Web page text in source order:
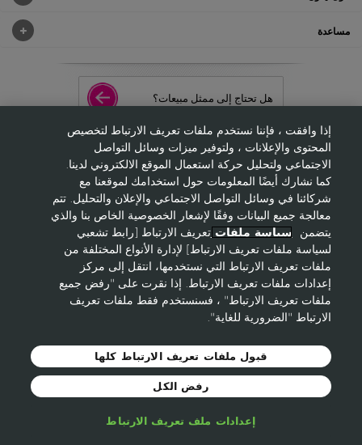
مساعدة
هل تحتاج إلى ممثل مبيعات؟
إلتحقي بنا كعضوة
© 2021 Avon Cosmetics الشروط والأحكام
خصوصية لموقع
ايفون
Cookie-Policy
ايفون حول العالم
إذا وافقت ، فإننا نستخدم ملفات تعريف الارتباط لتخصيص
المحتوى والإعلانات ، ولتوفير ميزات وسائل التواصل
الاجتماعي ولتحليل حركة استعمال الموقع الالكتروني لدينا.
كما نشارك أيضًا المعلومات حول استخدامك لموقعنا مع
شركائنا في وسائل التواصل الاجتماعي والإعلان والتحليل. تتم
معالجة جميع البيانات وفقًا لإشعار الخصوصية الخاص بنا والذي
يتضمن
سياسة ملفاتتعريف الارتباط [رابط تشعبي
لسياسة ملفات تعريف الارتباط] لإدارة الأنواع المختلفة من
ملفات تعريف الارتباط التي نستخدمها، انتقل إلى مركز
إعدادات ملفات تعريف الارتباط. إذا نقرت على "رفض جميع
ملفات تعريف الارتباط" ، فسنستخدم فقط ملفات تعريف
الارتباط "الضرورية للغاية".
إعدادات ملف تعريف الارتباط
رفض الكل
قبول ملفات تعريف الارتباط كلها